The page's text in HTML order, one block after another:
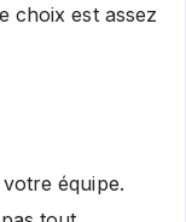
choix est assez
équipe.